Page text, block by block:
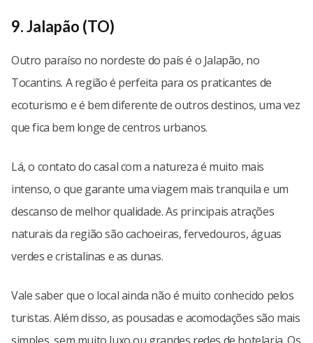
9. Jalapão (TO)
Outro paraíso no nordeste do país é o Jalapão, no
Tocantins. A região é perfeita para os praticantes de
ecoturismo e é bem diferente de outros destinos, uma vez
que fica bem longe de centros urbanos.
Lá, o contato do casal com a natureza é muito mais
intenso, o que garante uma viagem mais tranquila e um
descanso de melhor qualidade. As principais atrações
naturais da região são cachoeiras, fervedouros, águas
verdes e cristalinas e as dunas.
Vale saber que o local ainda não é muito conhecido pelos
turistas. Além disso, as pousadas e acomodações são mais